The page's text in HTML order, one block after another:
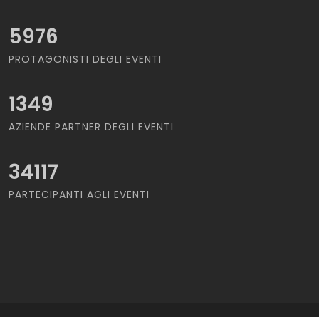
5976
PROTAGONISTI DEGLI EVENTI
1349
AZIENDE PARTNER DEGLI EVENTI
34117
PARTECIPANTI AGLI EVENTI